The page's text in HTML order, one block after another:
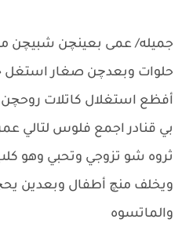
جميله/ عمى بعينچن شبيچن
حلوات وبعدچن صغار
أفظع استغلال كاتلات
بي قنادر اجمع فلوس لتالي
ثروه شو تزوجي وتحبي وهو
ويخلف منچ أطفال وبعدين
والماتسوه